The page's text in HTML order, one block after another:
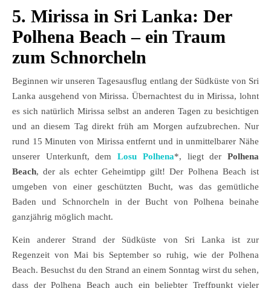
5. Mirissa in Sri Lanka: Der
Polhena Beach – ein Traum
zum Schnorcheln
Beginnen wir unseren Tagesausflug entlang der Südküste von Sri
Lanka ausgehend von Mirissa. Übernachtest du in Mirissa, lohnt
es sich natürlich Mirissa selbst an anderen Tagen zu besichtigen
und an diesem Tag direkt früh am Morgen aufzubrechen. Nur
rund 15 Minuten von Mirissa entfernt und in unmittelbarer Nähe
unserer Unterkunft, demLosu Polhena*, liegt derPolhena
Beach, der als echter Geheimtipp gilt! Der Polhena Beach ist
umgeben von einer geschützten Bucht, was das gemütliche
Baden und Schnorcheln in der Bucht von Polhena beinahe
ganzjährig möglich macht.
Kein anderer Strand der Südküste von Sri Lanka ist zur
Regenzeit von Mai bis September so ruhig, wie der Polhena
Beach. Besuchst du den Strand an einem Sonntag wirst du sehen,
dass der Polhena Beach auch ein beliebter Treffpunkt vieler